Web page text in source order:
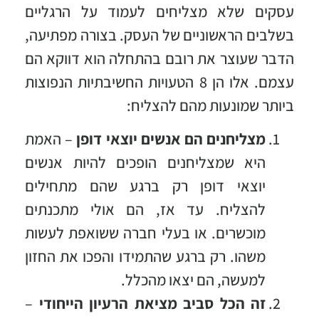
עסקים שלא מצליחים לעמוד על הרגליים
בשלבים הראשוניים של העסק. בצורה מפתיעה,
הדבר שעוצר את רובם בהתחלה הוא דווקא הם
עצמם. אלו הן 8 הטעויות החשיבתיות הנפוצות
ביותר שמונעות מהם להצליח:
מצליחנים הם אנשים יוצאי דופן – האמת
היא שמצליחנים הופכים להיות אנשים
יוצאי דופן רק ברגע שהם מתחילים
להצליח. עד אז, הם אולי מתכנתים
מוכשרים. או בעלי חברה ששואפת לעשות
משהו. רק ברגע שהתמידו והפכו את החזון
למעשה, הם יצאו מהכלל.
זה הכל סביב מציאת הרעיון הייחודי –